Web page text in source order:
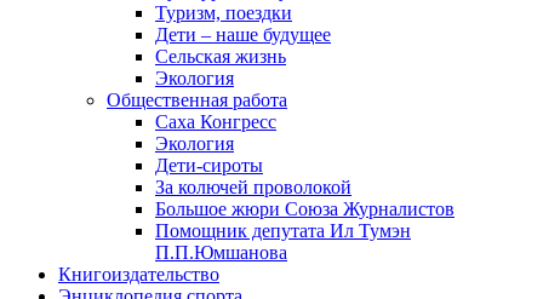
Туризм, поездки
Дети – наше будущее
Сельская жизнь
Экология
Общественная работа
Саха Конгресс
Экология
Дети-сироты
За колючей проволокой
Большое жюри Союза Журналистов
Помощник депутата Ил Тумэн
П.П.Юмшанова
Книгоиздательство